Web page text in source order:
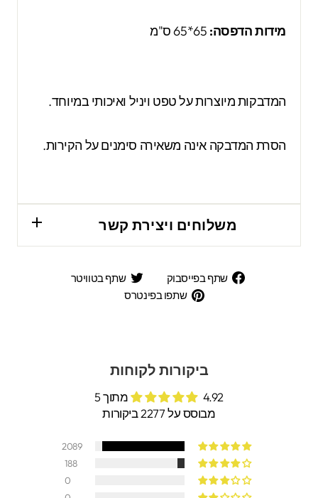
מידות הדפסה:65*65 ס"מ
המדבקות מיוצרות על טפט ויניל ואיכותי במיוחד.
הסרת המדבקה אינה משאירה סימנים על הקירות.
משלוחים ויצירת קשר
שתף בפייסבוק
שתף
בפייסבוק
שתף בטוויטר
שתפו בפינטרס
ביקורות לקוחות
4.92 מתוך 5
מבוסס על 2277 ביקורות
2089
188
0